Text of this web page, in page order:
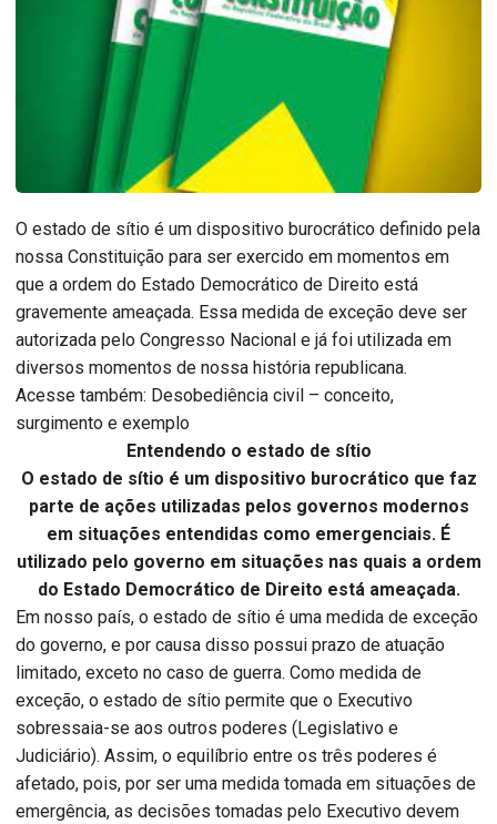
O estado de sítio é um dispositivo burocrático definido pela
nossa Constituição para ser exercido em momentos em
que a ordem do Estado Democrático de Direito está
gravemente ameaçada. Essa medida de exceção deve ser
autorizada pelo Congresso Nacional e já foi utilizada em
diversos momentos de nossa história republicana.
Acesse também: Desobediência civil – conceito,
surgimento e exemplo
Entendendo o estado de sítio
O estado de sítio é um dispositivo burocrático que faz
parte de ações utilizadas pelos governos modernos
em situações entendidas como emergenciais. É
utilizado pelo governo em situações nas quais a ordem
do Estado Democrático de Direito está ameaçada.
Em nosso país, o estado de sítio é uma medida de exceção
do governo, e por causa disso possui prazo de atuação
limitado, exceto no caso de guerra. Como medida de
exceção, o estado de sítio permite que o Executivo
sobressaia-se aos outros poderes (Legislativo e
Judiciário). Assim, o equilíbrio entre os três poderes é
afetado, pois, por ser uma medida tomada em situações de
emergência, as decisões tomadas pelo Executivo devem